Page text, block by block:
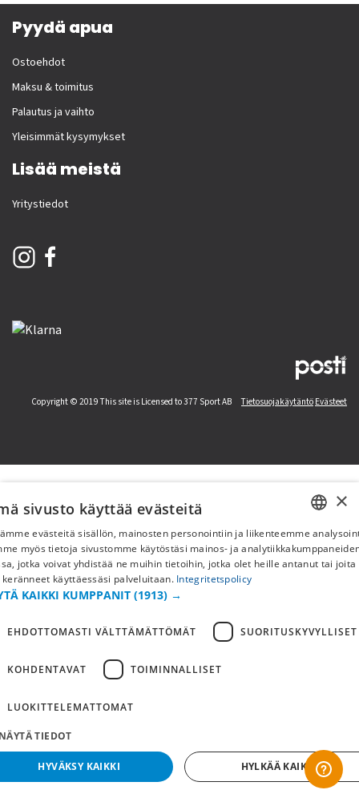
Pyydä apua
Ostoehdot
Maksu & toimitus
Palautus ja vaihto
Yleisimmät kysymykset
Lisää meistä
Yritystiedot
Copyright © 2019 This site is Licensed to 377 Sport AB Tietosuojakäytäntö Evästeet
FI
×
sivusto käyttää evästeitä
evästeitä sisällön, mainosten personointiin ja liikenteemme
myös tietoja sivustomme käytöstäsi mainos- ja
jotka voivat yhdistää ne muihin tietoihin, jotka olet heille antanut tai joita
keränneet käyttäessäsi palveluitaan. Integritetspolicy
KAIKKI KUMPPANIT (1913) →
EHDOTTOMASTI VÄLTTÄMÄTTÖMÄT SUORITUSKYVYLLISET
KOHDENTAVAT TOIMINNALLISET
LUOKITTELEMATTOMAT
TIEDOT
HYVÄKSY KAIKKI HYLKÄÄ KAIKKI